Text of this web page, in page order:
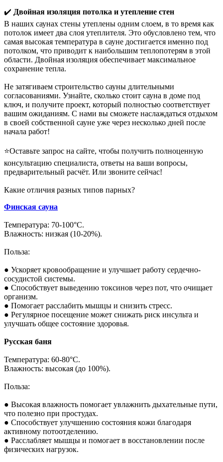
✔️ Двойная изоляция потолка и утепление стен
В наших саунах стены утеплены одним слоем, в то время как
потолок имеет два слоя утеплителя. Это обусловлено тем, что
самая высокая температура в сауне достигается именно под
потолком, что приводит к наибольшим теплопотерям в этой
области. Двойная изоляция обеспечивает максимальное
сохранение тепла.
Не затягиваем строительство сауны длительными
согласованиями. Узнайте, сколько стоит сауна в доме под
ключ, и получите проект, который полностью соответствует
вашим ожиданиям. С нами вы сможете наслаждаться отдыхом
в своей собственной сауне уже через несколько дней после
начала работ!
⭐Оставьте запрос на сайте, чтобы получить полноценную
консультацию специалиста, ответы на ваши вопросы,
предварительный расчёт. Или звоните сейчас!
Какие отличия разных типов парных?
Финская сауна
Температура: 70-100°C.
Влажность: низкая (10-20%).
Польза:
● Ускоряет кровообращение и улучшает работу сердечно-
сосудистой системы.
● Способствует выведению токсинов через пот, что очищает
организм.
● Помогает расслабить мышцы и снизить стресс.
● Регулярное посещение может снижать риск инсульта и
улучшать общее состояние здоровья.
Русская баня
Температура: 60-80°C.
Влажность: высокая (до 100%).
Польза:
● Высокая влажность помогает увлажнить дыхательные пути,
что полезно при простудах.
● Способствует улучшению состояния кожи благодаря
активному потоотделению.
● Расслабляет мышцы и помогает в восстановлении после
физических нагрузок.